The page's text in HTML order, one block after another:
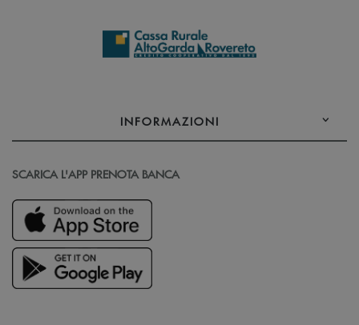
INFORMAZIONI
SCARICA L'APP PRENOTA BANCA